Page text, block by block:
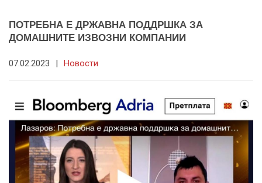
ПОТРЕБНА Е ДРЖАВНА ПОДДРШКА ЗА
ДОМАШНИТЕ ИЗВОЗНИ КОМПАНИИ
07.02.2023 | Новости